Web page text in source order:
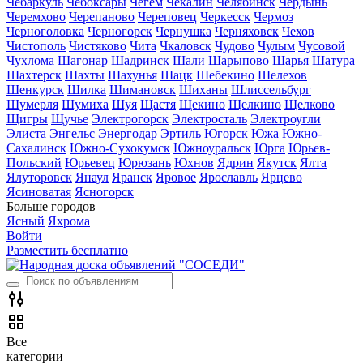
Черемхово Черепаново Череповец Черкесск Чермоз
Черноголовка Черногорск Чернушка Черняховск Чехов
Чистополь Чистяково Чита Чкаловск Чудово Чулым Чусовой
Чухлома Шагонар Шадринск Шали Шарыпово Шарья Шатура
Шахтерск Шахты Шахунья Шацк Шебекино Шелехов
Шенкурск Шилка Шимановск Шиханы Шлиссельбург
Шумерля Шумиха Шуя Щастя Щекино Щелкино Щелково
Щигры Щучье Электрогорск Электросталь Электроугли
Элиста Энгельс Энергодар Эртиль Югорск Южа Южно-
Сахалинск Южно-Сухокумск Южноуральск Юрга Юрьев-
Польский Юрьевец Юрюзань Юхнов Ядрин Якутск Ялта
Ялуторовск Янаул Яранск Яровое Ярославль Ярцево
Ясиноватая Ясногорск
Больше городов
Ясный Яхрома
Войти
Разместить бесплатно
Все
категории